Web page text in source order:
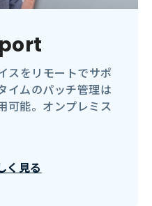
スをリモートでサポ
イムのパッチ管理は
可能。オンプレミス
く見る